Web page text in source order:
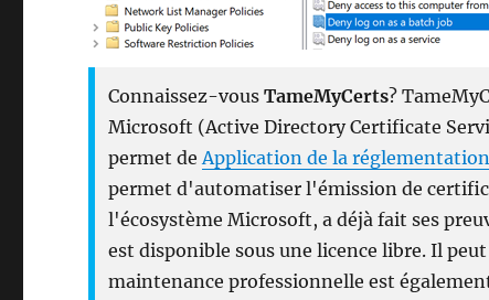
Connaissez-vousTameMyCerts?
Microsoft (Active Directory Certificate
permet deApplication de la
permet d'automatiser l'émission de
l'écosystème Microsoft, a déjà fait ses
est disponible sous une licence libre. Il
maintenance professionnelle est